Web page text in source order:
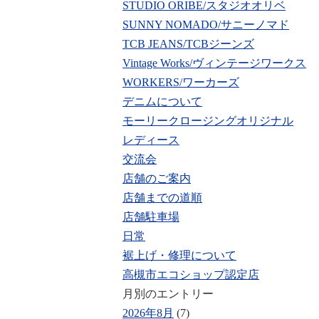
STUDIO ORIBE/スタジオオリベ
SUNNY NOMADO/サニーノマド
TCB JEANS/TCBジーンズ
Vintage Works/ヴィンテージワークス
WORKERS/ワーカーズ
デニムについて
モーリークロージングオリジナル
レディース
交流会
店舗のご案内
店舗までの道順
店舗駐車場
日常
裾上げ・修理について
高槻市エコショップ認定店
月別のエントリー
2026年8月 (7)